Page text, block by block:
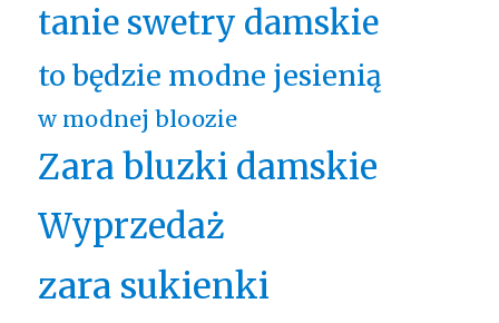
tanie swetry damskie
to będzie modne jesienią
w modnej bloozie
Zara bluzki damskie
Wyprzedaż
zara sukienki